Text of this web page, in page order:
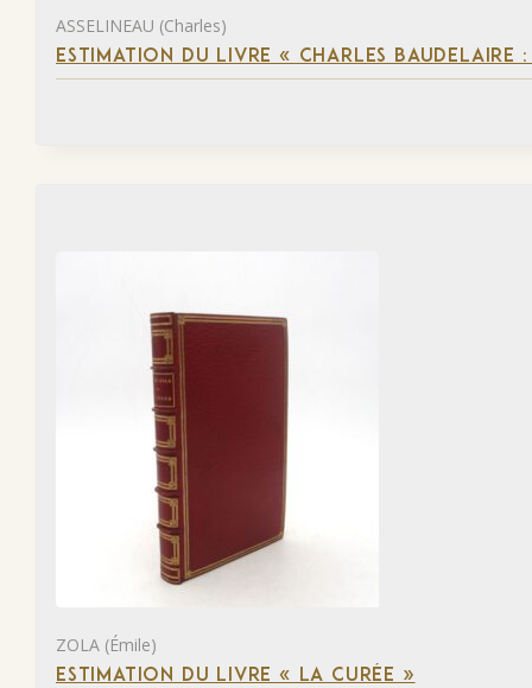
ASSELINEAU (Charles)
ESTIMATION DU LIVRE « CHARLES BAUDELAIRE
ZOLA (Émile)
ESTIMATION DU LIVRE « LA CURÉE »